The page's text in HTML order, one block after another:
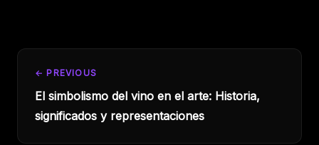
← PREVIOUS
El simbolismo del vino en el arte: Historia,
significados y representaciones